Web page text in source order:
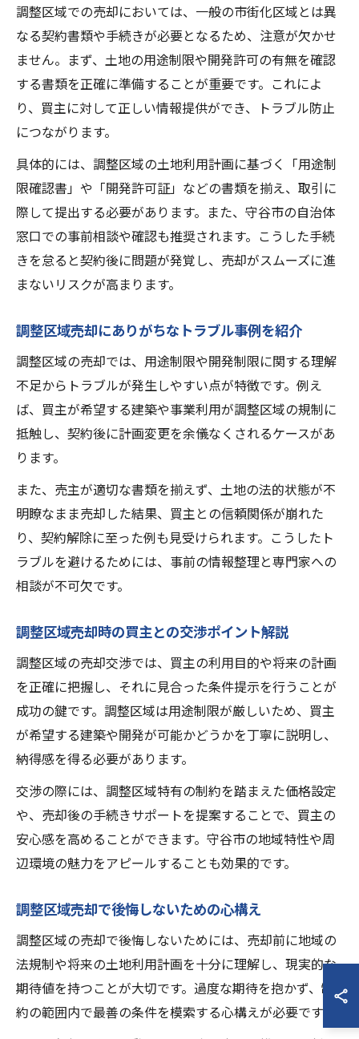
調整区域での売却においては、一般の市街化区域とは異
なる契約書類や手続きが必要となるため、注意が欠かせ
ません。まず、土地の用途制限や開発許可の有無を確認
する書類を正確に準備することが重要です。これによ
り、買主に対して正しい情報提供ができ、トラブル防止
につながります。
具体的には、調整区域の土地利用計画に基づく「用途制
限確認書」や「開発許可証」などの書類を揃え、取引に
際して提出する必要があります。また、守谷市の自治体
窓口での事前相談や確認も推奨されます。こうした手続
きを怠ると契約後に問題が発覚し、売却がスムーズに進
まないリスクが高まります。
調整区域売却にありがちなトラブル事例を紹介
調整区域の売却では、用途制限や開発制限に関する理解
不足からトラブルが発生しやすい点が特徴です。例え
ば、買主が希望する建築や事業利用が調整区域の規制に
抵触し、契約後に計画変更を余儀なくされるケースがあ
ります。
また、売主が適切な書類を揃えず、土地の法的状態が不
明瞭なまま売却した結果、買主との信頼関係が崩れた
り、契約解除に至った例も見受けられます。こうしたト
ラブルを避けるためには、事前の情報整理と専門家への
相談が不可欠です。
調整区域売却時の買主との交渉ポイント解説
調整区域の売却交渉では、買主の利用目的や将来の計画
を正確に把握し、それに見合った条件提示を行うことが
成功の鍵です。調整区域は用途制限が厳しいため、買主
が希望する建築や開発が可能かどうかを丁寧に説明し、
納得感を得る必要があります。
交渉の際には、調整区域特有の制約を踏まえた価格設定
や、売却後の手続きサポートを提案することで、買主の
安心感を高めることができます。守谷市の地域特性や周
辺環境の魅力をアピールすることも効果的です。
調整区域売却で後悔しないための心構え
調整区域の売却で後悔しないためには、売却前に地域の
法規制や将来の土地利用計画を十分に理解し、現実的な
期待値を持つことが大切です。過度な期待を抱かず、制
約の範囲内で最善の条件を模索する心構えが必要です。